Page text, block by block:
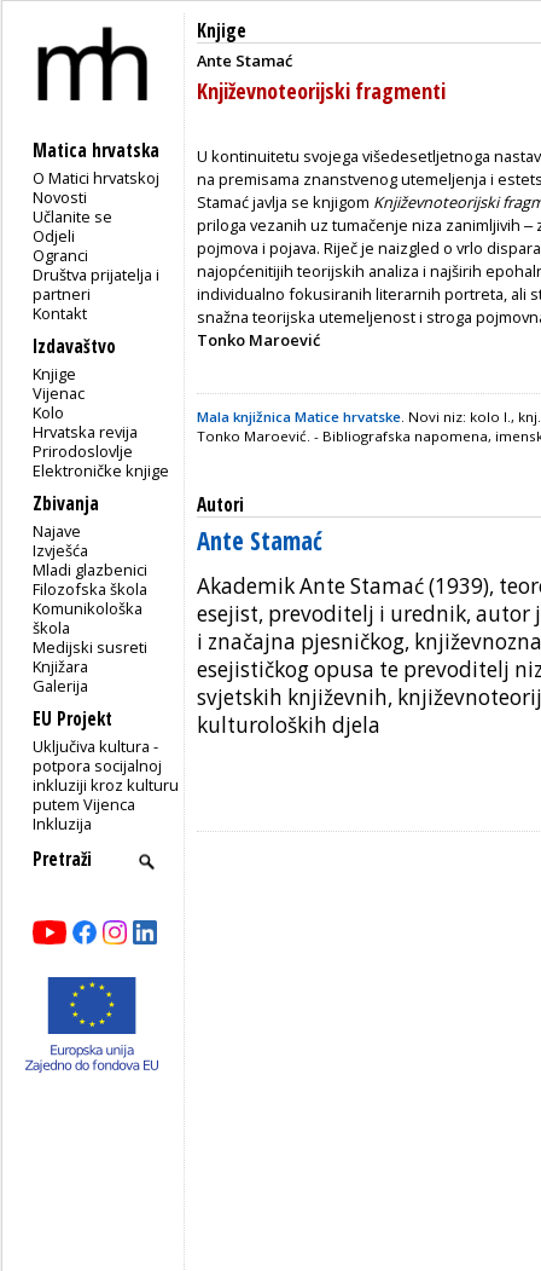
Matica hrvatska
O Matici hrvatskoj
Novosti
Učlanite se
Odjeli
Ogranci
Društva prijatelja i
partneri
Kontakt
Izdavaštvo
Knjige
Vijenac
Kolo
Hrvatska revija
Prirodoslovlje
Elektroničke knjige
Zbivanja
Najave
Izvješća
Mladi glazbenici
Filozofska škola
Komunikološka
škola
Medijski susreti
Knjižara
Galerija
EU Projekt
Uključiva kultura -
potpora socijalnoj
inkluziji kroz kulturu
putem Vijenca
Inkluzija
Knjige
Ante Stamać
Književnoteorijski fragmenti
U kontinuitetu svojega višedesetljetnoga
na premisama znanstvenog utemeljenja i
Stamać javlja se knjigom Književnoteorijski
priloga vezanih uz tumačenje niza zanimljivih
pojmova i pojava. Riječ je naizgled o vrlo
najopćenitijih teorijskih analiza i najširih
individualno fokusiranih literarnih portreta, ali
snažna teorijska utemeljenost i stroga
Tonko Maroević
Mala knjižnica Matice hrvatske. Novi niz: kolo I.,
Tonko Maroević. - Bibliografska napomena,
Autori
Ante Stamać
Akademik Ante Stamać (1939),
esejist, prevoditelj i urednik, autor
i značajna pjesničkog,
esejističkog opusa te prevoditelj
svjetskih književnih,
kulturoloških djela